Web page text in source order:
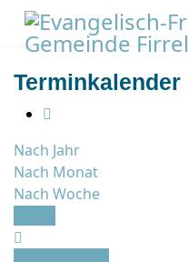
Terminkalender
Nach Jahr
Nach Monat
Nach Woche